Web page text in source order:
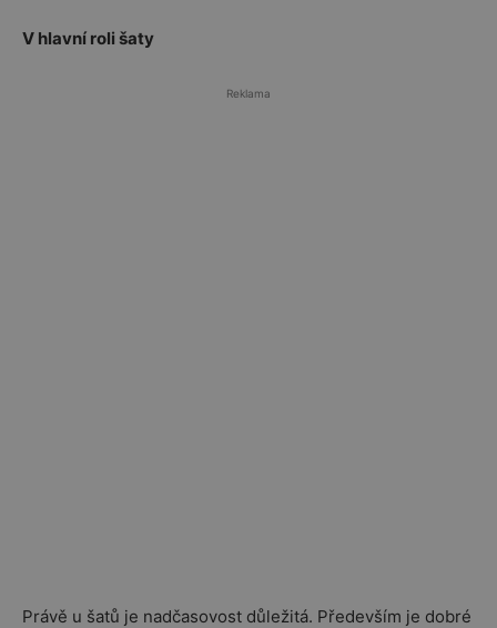
V hlavní roli šaty
Reklama
Právě u šatů je nadčasovost důležitá. Především je dobré